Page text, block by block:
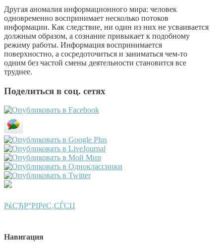
Другая аномалия информационного мира: человек
одновременно воспринимает несколько потоков
информации. Как следствие, ни один из них не усваивается
должным образом, а сознание привыкает к подобному
режиму работы. Информация воспринимается
поверхностно, а сосредоточиться и заниматься чем-то
одним без частой смены деятельности становится все
труднее.
Поделиться в соц. сетях
РќСЂР°РІРёС‚СЃСЏ
Навигация